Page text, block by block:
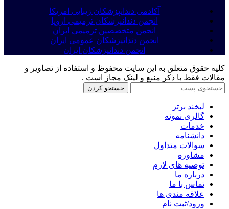
آکادمی دندانپزشکان زیبایی امریکا
انجمن دندانپزشکان ترمیمی اروپا
انجمن متخصصین ترمیمی ایران
انجمن دندانپزشکان عمومی ایران
انجمن دندانپزشکان ایران
کلیه حقوق متعلق به این سایت محفوظ و استفاده از تصاویر و
مقالات فقط با ذکر منبع و لینک مجاز است .
جستجو کردن
لبخند برتر
گالری نمونه
خدمات
دانشنامه
سوالات متداول
مشاوره
توصیه های لازم
درباره ما
تماس با ما
علاقه مندی ها
ورود/ثبت نام